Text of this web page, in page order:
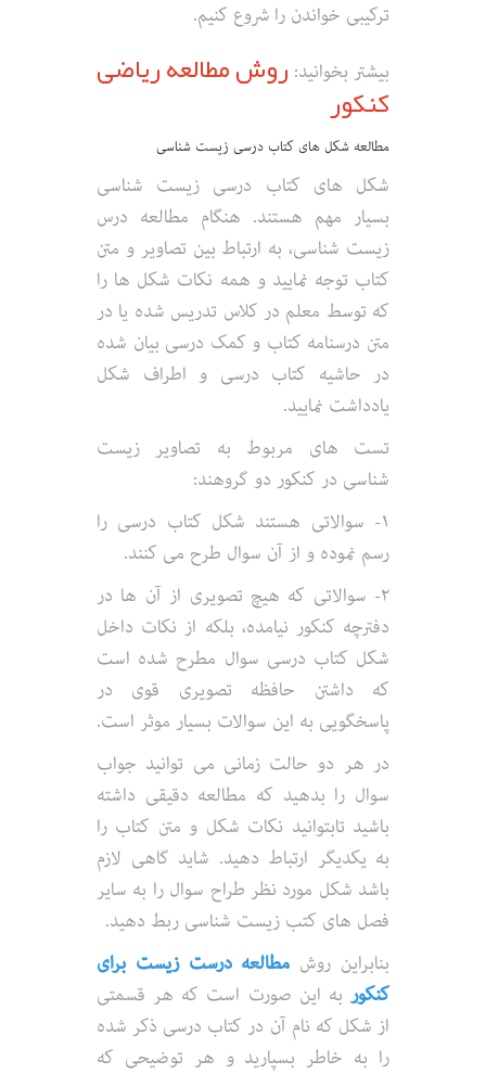
ترکیبی خواندن را شروع کنیم.
بیشتر بخوانید: روش مطالعه ریاضی
کنکور
مطالعه شکل های کتاب درسی زیست شناسی
شکل های کتاب درسی زیست شناسی
بسیار مهم هستند. هنگام مطالعه درس
زیست شناسی، به ارتباط بین تصاویر و متن
کتاب توجه نمایید و همه نکات شکل ها را
که توسط معلم در کلاس تدریس شده یا در
متن درسنامه کتاب و کمک درسی بیان شده
در حاشیه کتاب درسی و اطراف شکل
یادداشت نمایید.
تست های مربوط به تصاویر زیست
شناسی در کنکور دو گروهند:
۱- سوالاتی هستند شکل کتاب درسی را
رسم نموده و از آن سوال طرح می کنند.
۲- سوالاتی که هیچ تصویری از آن ها در
دفترچه کنکور نیامده، بلکه از نکات داخل
شکل کتاب درسی سوال مطرح شده است
که داشتن حافظه تصویری قوی در
پاسخگویی به این سوالات بسیار موثر است.
در هر دو حالت زمانی می توانید جواب
سوال را بدهید که مطالعه دقیقی داشته
باشید تابتوانید نکات شکل و متن کتاب را
به یکدیگر ارتباط دهید. شاید گاهی لازم
باشد شکل مورد نظر طراح سوال را به سایر
فصل های کتب زیست شناسی ربط دهید.
بنابراین روش مطالعه درست زیست برای
کنکور به این صورت است که هر قسمتی
از شکل که نام آن در کتاب درسی ذکر شده
را به خاطر بسپارید و هر توضیحی که